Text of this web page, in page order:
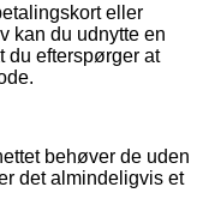
eller
kan du udnytte en
du efterspørger at
behøver de uden
det almindeligvis et